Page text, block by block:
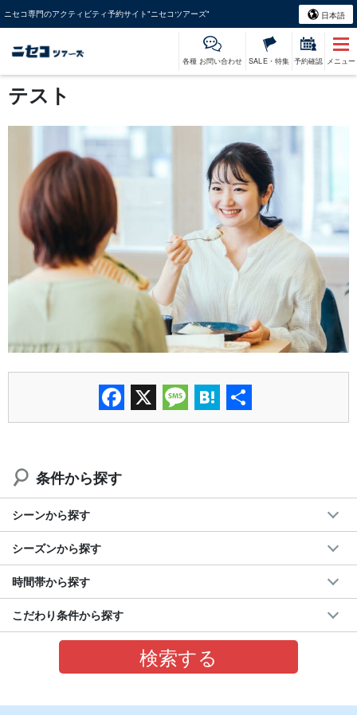
ニセコ専門のアクティビティ予約サイト"ニセコツアーズ" 日本語
各種 お問い合わせ SALE・特集 予約確認 メニュー
テスト
Facebook
X MessageHatena共
条件から探す
シーンから探す
シーズンから探す
時間帯から探す
こだわり条件から探す